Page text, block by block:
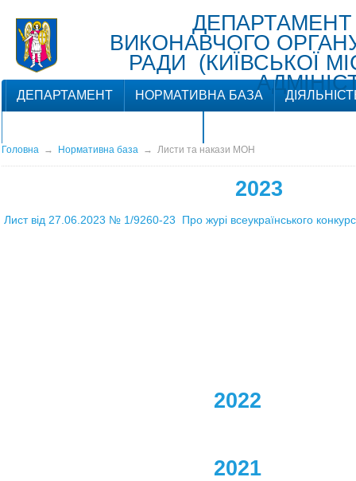
ВИКОНАВЧОГО
РАДИ (КИЇВСЬКОЇ
ДЕПАРТАМЕНТ НОРМАТИВНА БАЗА
Головна→ Нормативна база→ Листи та накази МОН
2023
Лист від 27.06.2023 № 1/9260-23 Про журі всеукраїнського
2022
2021